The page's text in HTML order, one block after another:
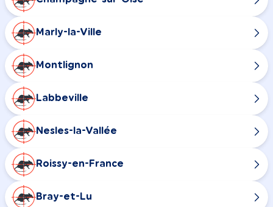
Marly-la-Ville
Montlignon
Labbeville
Nesles-la-Vallée
Roissy-en-France
Bray-et-Lu